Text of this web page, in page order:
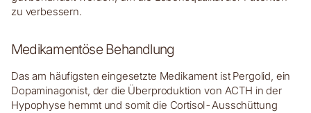
zu verbessern.
Medikamentöse Behandlung
Das am häufigsten eingesetzte Medikament ist Pergolid, ein
Dopaminagonist, der die Überproduktion von ACTH in der
Hypophyse hemmt und somit die Cortisol-Ausschüttung